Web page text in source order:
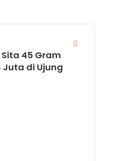
Close
45 Gram
Juta di Ujung